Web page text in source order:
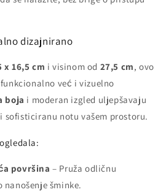
dizajnirano
x 16,5 cm i visinom od 27,5 cm, ovo
već i vizuelno
boja i moderan izgled uljepšavaju
sofisticiranu notu vašem prostoru.
površina – Pruža odličnu
šminke.